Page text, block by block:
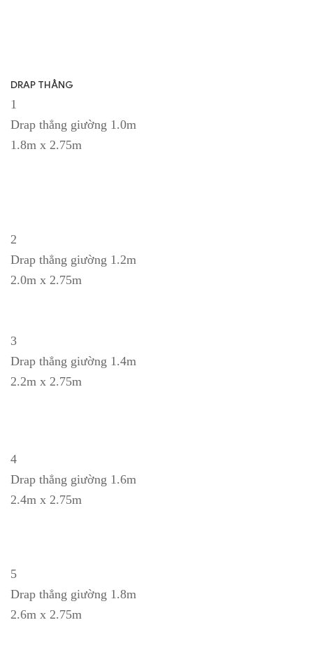
DRAP THẲNG
1
Drap thẳng giường 1.0m
1.8m x 2.75m
2
Drap thẳng giường 1.2m
2.0m x 2.75m
3
Drap thẳng giường 1.4m
2.2m x 2.75m
4
Drap thẳng giường 1.6m
2.4m x 2.75m
5
Drap thẳng giường 1.8m
2.6m x 2.75m